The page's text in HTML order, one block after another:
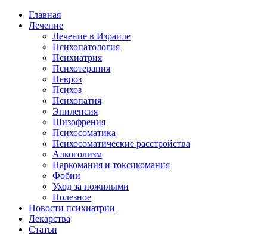
Главная
Лечение
Лечение в Израиле
Психопатология
Психиатрия
Психотерапия
Невроз
Психоз
Психопатия
Эпилепсия
Шизофрения
Психосоматика
Психосоматические расстройства
Алкоголизм
Наркомания и токсикомания
Фобии
Уход за пожилыми
Полезное
Новости психиатрии
Лекарства
Статьи